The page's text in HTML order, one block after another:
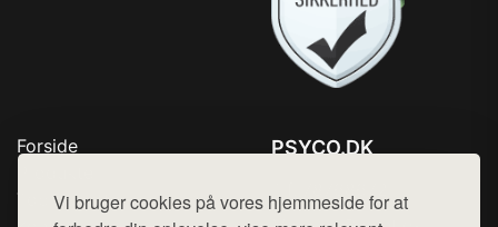
Vi bruger cookies på vores hjemmeside for at
Forside
Top Rabatter
PSYCO.DK